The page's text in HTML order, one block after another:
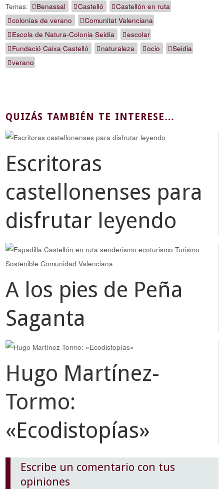
Temas: Benassal Castelló
Castellón en ruta
colonias de verano
Comunitat Valenciana
Escola de Natura-Colonia Seidia
escolar
Fundació Caixa Castelló
naturaleza ocio
Seidia
verano
QUIZÁS TAMBIÉN TE INTERESE…
Escritoras
castellonenses para
disfrutar leyendo
A los pies de Peña
Saganta
Hugo Martínez-
Tormo:
«Ecodistopías»
Escribe un comentario con tus
opiniones